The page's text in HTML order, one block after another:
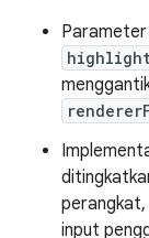
Parameter
input